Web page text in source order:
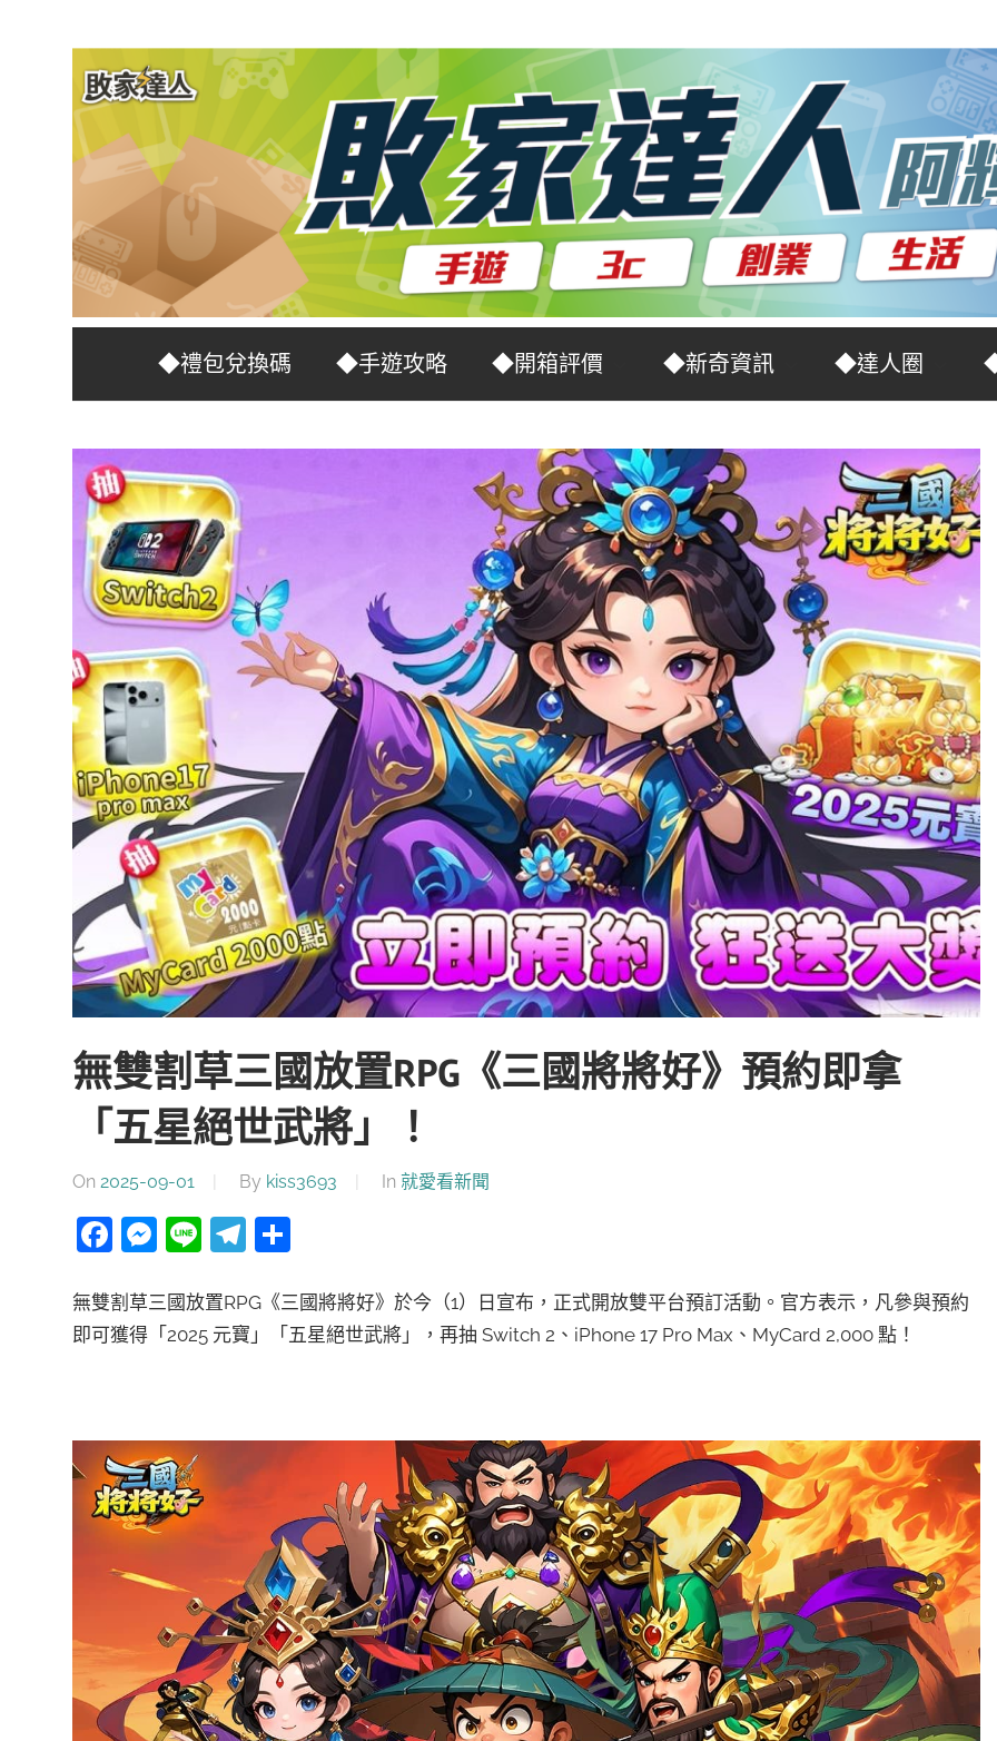
家
達
人
推
薦
No.1
戲
科
技
自
媒
體。
◆禮包兌換碼 ◆手遊攻略 ◆開箱評價 ◆新奇資訊 ◆達人圈
無雙割草三國放置RPG《三國將將好》預約即拿
「五星絕世武將」！
On 2025-09-01 By kiss3693 In 就愛看新聞
Facebook
Messenger
LineTelegram
分
無雙割草三國放置RPG《三國將將好》於今（1）日宣布，正式開放雙平台預訂活動。官方表示，凡參與預約
即可獲得「2025 元寶」「五星絕世武將」，再抽 Switch 2、iPhone 17 Pro Max、MyCard 2,000 點！